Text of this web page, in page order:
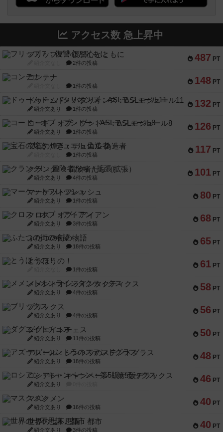
アクセス数 急上昇中
487 PT
フリップ７：復讐心とともに
2件の投稿
148 PT
コンテナ
1件の投稿
132 PT
ドゥームド・バタリオンズ：ASLモジュール11
紹介文あり 1件の投稿
126 PT
コード・オブ・ブシドー：ASLモジュール8
紹介文あり 1件の投稿
117 PT
宝石の煌き：デュエル 偽造者
1件の投稿
101 PT
クランク! ：冒険者たち（拡張）
紹介文あり 4件の投稿
80 PT
マーケットフレッシュ
紹介文あり 1件の投稿
68 PT
クロス・オブ・アイアン
紹介文あり 3件の投稿
65 PT
ふたつの街の物語
紹介文あり 18件の投稿
61 PT
とうほうの！
1件の投稿
58 PT
メメントオンラインタクティクス
紹介文あり 4件の投稿
56 PT
ブリックス
紹介文あり 4件の投稿
50 PT
ダグエイトチェス
紹介文あり 11件の投稿
48 PT
アズール：シントラのステンドグラス
紹介文あり 18件の投稿
46 PT
ロシアン・キャンペーン：第5版デラックス
紹介文あり
40 PT
マスクメン
紹介文あり 16件の投稿
40 PT
世界の七不思議：都市
紹介文あり 3件の投稿